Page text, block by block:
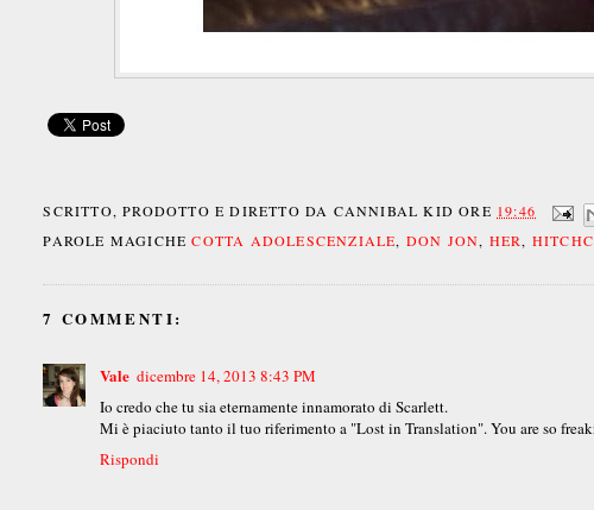
SCRITTO, PRODOTTO E DIRETTO DA CANNIBAL KID ORE 19:46
PAROLE MAGICHECOTTA ADOLESCENZIALE, DON JON, HER,
7 COMMENTI:
Vale dicembre 14, 2013 8:43 PM
Io credo che tu sia eternamente innamorato di Scarlett.
Mi è piaciuto tanto il tuo riferimento a "Lost in Translation". You are so
Rispondi